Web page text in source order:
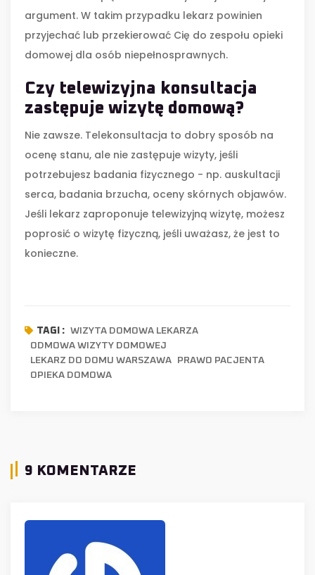
argument. W takim przypadku lekarz powinien
przyjechać lub przekierować Cię do zespołu opieki
domowej dla osób niepełnosprawnych.
Czy telewizyjna konsultacja
zastępuje wizytę domową?
Nie zawsze. Telekonsultacja to dobry sposób na
ocenę stanu, ale nie zastępuje wizyty, jeśli
potrzebujesz badania fizycznego - np. auskultacji
serca, badania brzucha, oceny skórnych objawów.
Jeśli lekarz zaproponuje telewizyjną wizytę, możesz
poprosić o wizytę fizyczną, jeśli uważasz, że jest to
konieczne.
TAGI : WIZYTA DOMOWA LEKARZA
ODMOWA WIZYTY DOMOWEJ
LEKARZ DO DOMU WARSZAWA
PRAWO PACJENTA
OPIEKA DOMOWA
9 KOMENTARZE